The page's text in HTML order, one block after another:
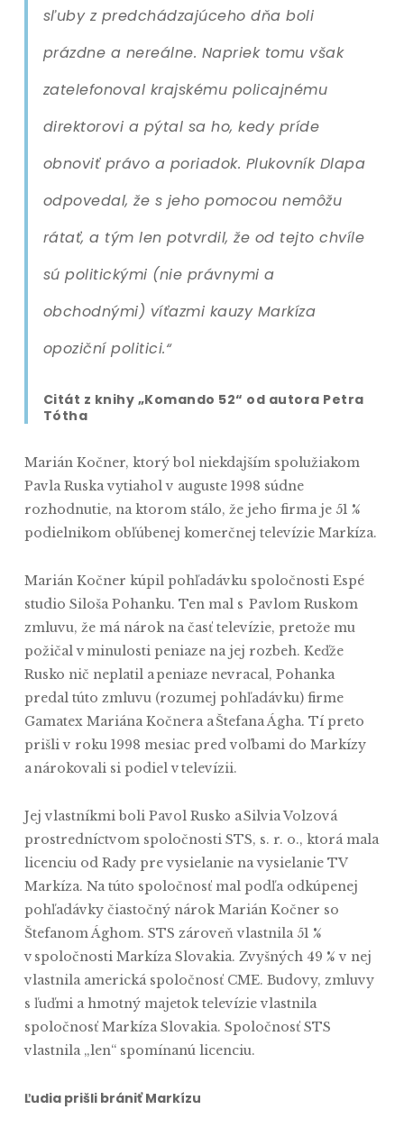
sľuby z predchádzajúceho dňa boli
prázdne a nereálne. Napriek tomu však
zatelefonoval krajskému policajnému
direktorovi a pýtal sa ho, kedy príde
obnoviť právo a poriadok. Plukovník Dlapa
odpovedal, že s jeho pomocou nemôžu
rátať, a tým len potvrdil, že od tejto chvíle
sú politickými (nie právnymi a
obchodnými) víťazmi kauzy Markíza
opoziční politici.“
Citát z knihy „Komando 52“ od autora Petra
Tótha
Marián Kočner, ktorý bol niekdajším spolužiakom
Pavla Ruska vytiahol v auguste 1998 súdne
rozhodnutie, na ktorom stálo, že jeho firma je 51 %
podielnikom obľúbenej komerčnej televízie Markíza.
Marián Kočner kúpil pohľadávku spoločnosti Espé
studio Siloša Pohanku. Ten mal s Pavlom Ruskom
zmluvu, že má nárok na časť televízie, pretože mu
požičal v minulosti peniaze na jej rozbeh. Keďže
Rusko nič neplatil a peniaze nevracal, Pohanka
predal túto zmluvu (rozumej pohľadávku) firme
Gamatex Mariána Kočnera a Štefana Ágha. Tí preto
prišli v roku 1998 mesiac pred voľbami do Markízy
a nárokovali si podiel v televízii.
Jej vlastníkmi boli Pavol Rusko a Silvia Volzová
prostredníctvom spoločnosti STS, s. r. o., ktorá mala
licenciu od Rady pre vysielanie na vysielanie TV
Markíza. Na túto spoločnosť mal podľa odkúpenej
pohľadávky čiastočný nárok Marián Kočner so
Štefanom Ághom. STS zároveň vlastnila 51 %
v spoločnosti Markíza Slovakia. Zvyšných 49 % v nej
vlastnila americká spoločnosť CME. Budovy, zmluvy
s ľuďmi a hmotný majetok televízie vlastnila
spoločnosť Markíza Slovakia. Spoločnosť STS
vlastnila „len“ spomínanú licenciu.
Ľudia prišli brániť Markízu